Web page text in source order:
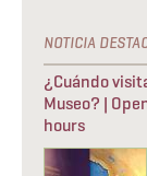
¿Cuándo
Museo? |
hours